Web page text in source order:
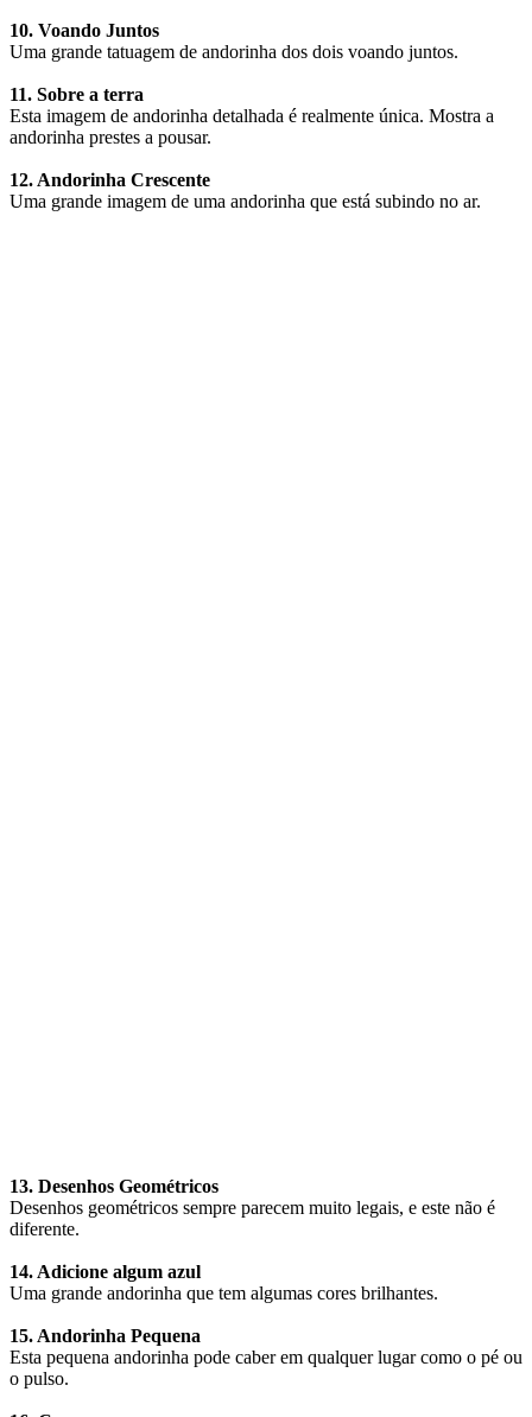
10. Voando Juntos
Uma grande tatuagem de andorinha dos dois voando juntos.
11. Sobre a terra
Esta imagem de andorinha detalhada é realmente única. Mostra a
andorinha prestes a pousar.
12. Andorinha Crescente
Uma grande imagem de uma andorinha que está subindo no ar.
13. Desenhos Geométricos
Desenhos geométricos sempre parecem muito legais, e este não é
diferente.
14. Adicione algum azul
Uma grande andorinha que tem algumas cores brilhantes.
15. Andorinha Pequena
Esta pequena andorinha pode caber em qualquer lugar como o pé ou
o pulso.